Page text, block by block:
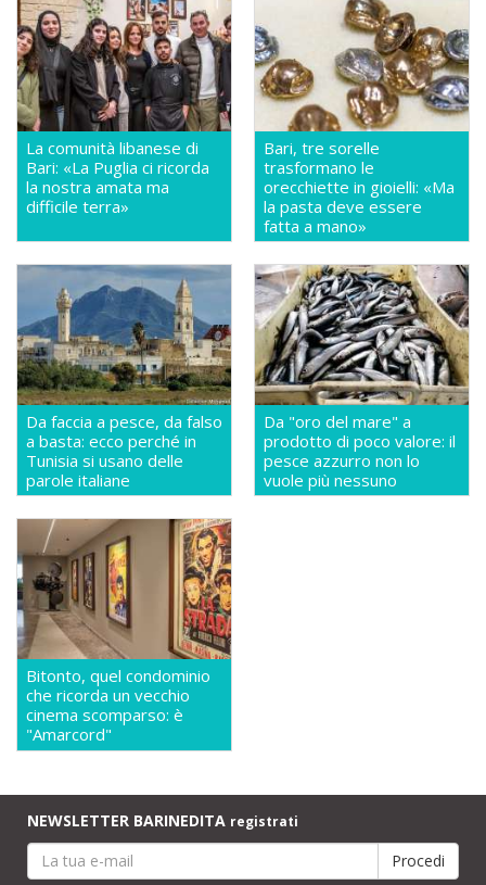
La comunità libanese di
Bari: «La Puglia ci ricorda
la nostra amata ma
difficile terra»
Bari, tre sorelle
trasformano le
orecchiette in gioielli: «Ma
la pasta deve essere
fatta a mano»
Da faccia a pesce, da falso
a basta: ecco perché in
Tunisia si usano delle
parole italiane
Da "oro del mare" a
prodotto di poco valore: il
pesce azzurro non lo
vuole più nessuno
Bitonto, quel condominio
che ricorda un vecchio
cinema scomparso: è
"Amarcord"
NEWSLETTER BARINEDITA registrati